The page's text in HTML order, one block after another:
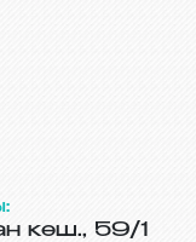
көш., 59/1